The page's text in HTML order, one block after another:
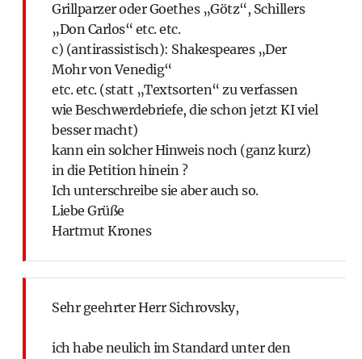
Grillparzer oder Goethes „Götz“, Schillers
„Don Carlos“ etc. etc.
c) (antirassistisch): Shakespeares „Der
Mohr von Venedig“
etc. etc. (statt „Textsorten“ zu verfassen
wie Beschwerdebriefe, die schon jetzt KI viel
besser macht)
kann ein solcher Hinweis noch (ganz kurz)
in die Petition hinein ?
Ich unterschreibe sie aber auch so.
Liebe Grüße
Hartmut Krones
Sehr geehrter Herr Sichrovsky,
ich habe neulich im Standard unter den